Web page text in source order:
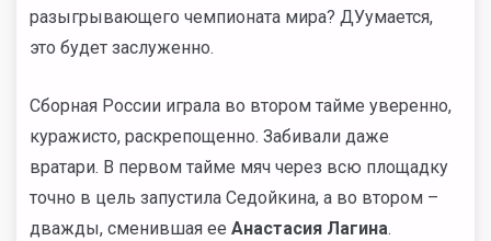
разыгрывающего чемпионата мира? ДУумается,
это будет заслуженно.
Сборная России играла во втором тайме уверенно,
куражисто, раскрепощенно. Забивали даже
вратари. В первом тайме мяч через всю площадку
точно в цель запустила Седойкина, а во втором –
дважды, сменившая ее Анастасия Лагина.